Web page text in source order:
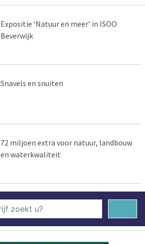
Expositie ‘Natuur en meer’ in ISOO
Beverwijk
Snavels en snuiten
72 miljoen extra voor natuur, landbouw
en waterkwaliteit